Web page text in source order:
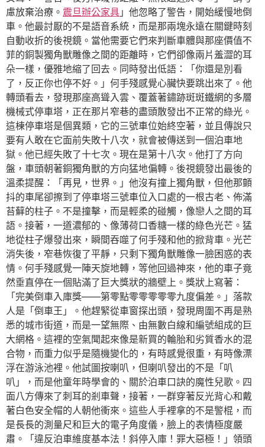
慮放棄治療。 震旦辦公家具 」他忽略了警告，開始緩慢地倒
車。他最討厭的不是語音系統，而是那兩塊永遠在關鍵時刻
自動收折的後視鏡。當他需要它們來判斷車體與那座價值不
菲的銅製獨角獸雕像之間的距離時，它們卻像兩片羞澀的耳
朵一樣，優雅地縮了回去。同時發出低語：「你還是別看
了，反正你也停不好。」何手殘感覺心臟快要跳出來了。他
轉頭看去，發現那座高聳入雲、覆蓋著鏽跡斑斑鐵網的多層
機械式停車塔，正在那片窄巷的盡頭散發出不正常的綠光。
這棟停車塔是個異類，它的三號車位始終空著，並且傳說只
要有人敢在它面前失敗十八次，就會被傳送到一個泊車地
獄。他已經失敗了十七次。現在是第十八次。他打了方向
盤，車頭朝著銅獨角獸的方向猛地偏轉。後視鏡發出最後的
溫柔提醒：「再見，世界。」他沒有撞上獨角獸，但他那顫
抖的車尾卻擦到了停車塔三號車位入口處的一根古老、佈滿
苔蘚的柱子。不是撞擊，而是輕柔的碰觸，像戀人之間的耳
語。接著，一道濃郁的、像薄荷口香糖一樣的綠色光芒。猛
地從柱子爆發出來，瞬間吞噬了何手殘和他的掀背車。光芒
消失後，窄巷恢復了平靜，只剩下獨角獸雕像一臉困惑的表
情。何手殘感覺一陣天旋地轉，等他回過神來，他的車子竟
然垂直停在一個貼滿了巨大獎狀的牆壁上。獎狀上寫著：
「完美倒車入庫獎——第零點零零零零零九度偏差。」落款
人是「倒車王」。他趕緊從車窗探出頭，發現周圍不再是熟
悉的城市街道，而是一望無際、由無數白線和編號組成的巨
大網格。這裡的空氣聞起來像是新買的輪胎和劣質香水的混
合物，而重力似乎是隨機變化的，有時感覺很重，有時像漂
浮在游泳池裡。他試圖按喇叭，但喇叭發出的不是「叭
叭」，而是他童年時學會的、關於泊車口訣的魔性兒歌。四
面八方傳來了刺耳的剎車聲，接著，一群穿著反光背心和戴
著白色安全帽的人朝他衝來。這些人手裡拿的不是警棍，而
是長長的測量尺和巨大的電子角度儀，臉上的表情極度嚴
肅。「違反泊車維度基本法！斜停入庫！罪大惡極！」領頭